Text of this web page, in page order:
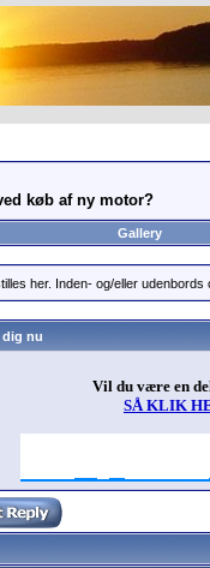
køb af ny motor?
Gallery
her. Inden- og/eller
dig nu
Vil du være en
SÅ KLIK